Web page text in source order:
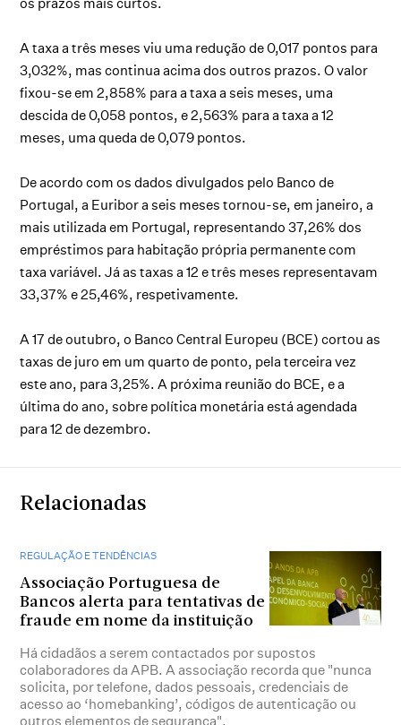
A taxa a três meses viu uma redução de 0,017 pontos para
3,032%, mas continua acima dos outros prazos. O valor
fixou-se em 2,858% para a taxa a seis meses, uma
descida de 0,058 pontos, e 2,563% para a taxa a 12
meses, uma queda de 0,079 pontos.
De acordo com os dados divulgados pelo Banco de
Portugal, a Euribor a seis meses tornou-se, em janeiro, a
mais utilizada em Portugal, representando 37,26% dos
empréstimos para habitação própria permanente com
taxa variável. Já as taxas a 12 e três meses representavam
33,37% e 25,46%, respetivamente.
A 17 de outubro, o Banco Central Europeu (BCE) cortou as
taxas de juro em um quarto de ponto, pela terceira vez
este ano, para 3,25%. A próxima reunião do BCE, e a
última do ano, sobre política monetária está agendada
para 12 de dezembro.
Relacionadas
REGULAÇÃO E TENDÊNCIAS
Associação Portuguesa de
Bancos alerta para tentativas de
fraude em nome da instituição
Há cidadãos a serem contactados por supostos
colaboradores da APB. A associação recorda que "nunca
solicita, por telefone, dados pessoais, credenciais de
acesso ao ‘homebanking’, códigos de autenticação ou
outros elementos de segurança".